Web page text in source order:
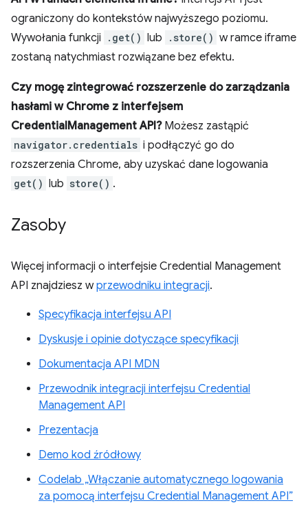
ograniczony do kontekstów najwyższego poziomu.
Wywołania funkcji
.get() lub .store() w ramce iframe
zostaną natychmiast rozwiązane bez efektu.
Czy mogę zintegrować rozszerzenie do zarządzania
hasłami w Chrome z interfejsem
CredentialManagement API?Możesz zastąpić
navigator.credentials i podłączyć go do
rozszerzenia Chrome, aby uzyskać dane logowania
get() lub store() .
Zasoby
Więcej informacji o interfejsie Credential Management
API znajdziesz wprzewodniku integracji.
Specyfikacja interfejsu API
Dyskusje i opinie dotyczące specyfikacji
Dokumentacja API MDN
Przewodnik integracji interfejsu Credential
Management API
Prezentacja
Demo kod źródłowy
Codelab „Włączanie automatycznego logowania
za pomocą interfejsu Credential Management API”